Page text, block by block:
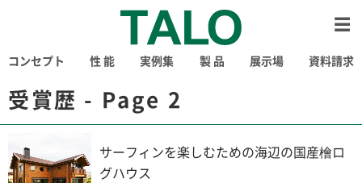
コンセプト 性 能 実例集 製 品 展示場 資料請求
受賞歴 - Page 2
サーフィンを楽しむための海辺の国産檜ロ
グハウス